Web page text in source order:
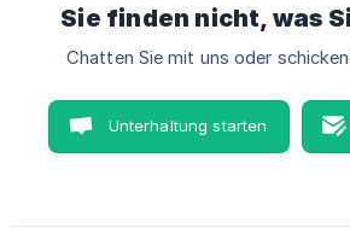
Sie finden nicht, was
Chatten Sie mit uns oder
Unterhaltung starten